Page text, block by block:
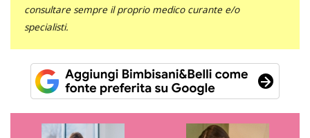
consultare sempre il proprio medico curante e/o
specialisti.